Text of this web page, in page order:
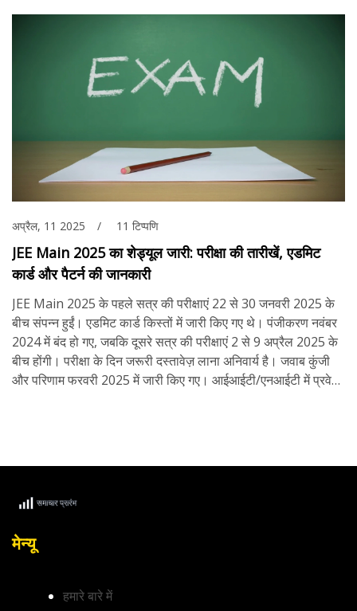
अप्रैल, 11 2025 11 टिप्पणि
JEE Main 2025 का शेड्यूल जारी: परीक्षा की तारीखें, एडमिट
कार्ड और पैटर्न की जानकारी
JEE Main 2025 के पहले सत्र की परीक्षाएं 22 से 30 जनवरी 2025 के
बीच संपन्न हुईं। एडमिट कार्ड किस्तों में जारी किए गए थे। पंजीकरण नवंबर
2024 में बंद हो गए, जबकि दूसरे सत्र की परीक्षाएं 2 से 9 अप्रैल 2025 के
बीच होंगी। परीक्षा के दिन जरूरी दस्तावेज़ लाना अनिवार्य है। जवाब कुंजी
और परिणाम फरवरी 2025 में जारी किए गए। आईआईटी/एनआईटी में प्रवेश
मेन्यू
हमारे बारे में